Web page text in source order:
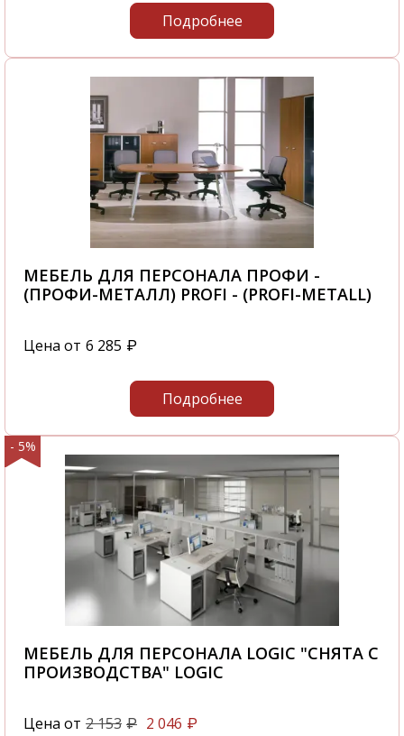
Подробнее
МЕБЕЛЬ ДЛЯ ПЕРСОНАЛА ПРОФИ -
(ПРОФИ-МЕТАЛЛ) PROFI - (PROFI-METALL)
Цена от 6 285 ₽
Подробнее
- 5%
МЕБЕЛЬ ДЛЯ ПЕРСОНАЛА LOGIC "СНЯТА С
ПРОИЗВОДСТВА" LOGIC
Цена от 2 153 ₽ 2 046 ₽